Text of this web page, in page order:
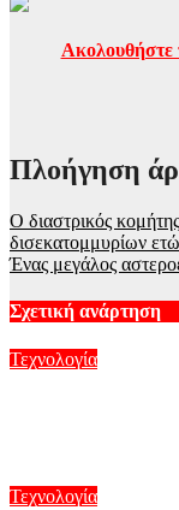
Ακολουθήστε
Πλοήγηση
Ο διαστρικός
δισεκατομμυρίων
Ένας μεγάλος
Σχετική ανάρτηση
Τεχνολογία
Τεχνολογία